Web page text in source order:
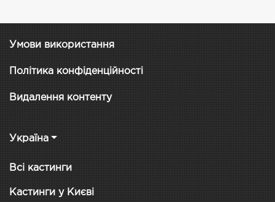
Умови використання
Політика конфіденційності
Видалення контенту
Україна
Всі кастинги
Кастинги у Києві